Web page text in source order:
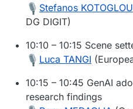
Stefanos KOTOGLOU
DG DIGIT)
10:10 – 10:15 Scene
Luca TANGI
10:15 – 10:45 GenAI
research findings